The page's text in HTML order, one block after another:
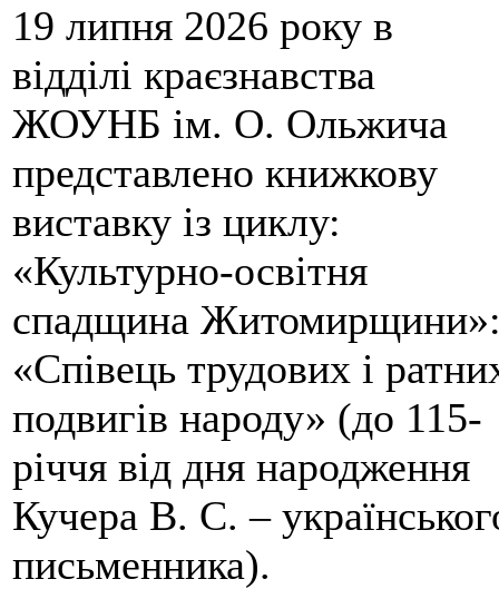
19 липня 2026 року в
відділі краєзнавства
ЖОУНБ ім. О. Ольжича
представлено книжкову
виставку із циклу:
«Культурно-освітня
спадщина
«Співець трудових і
подвигів народу» (до 115-
річчя від дня народження
Кучера В. С. –
письменника).